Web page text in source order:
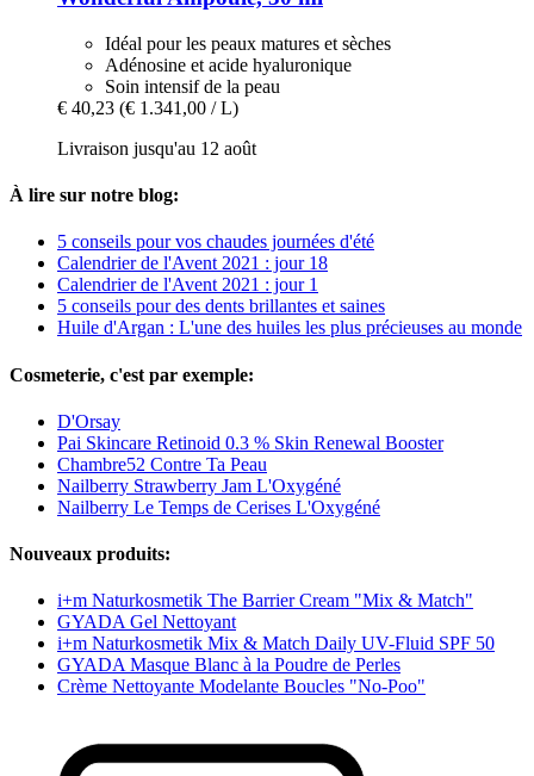
Idéal pour les peaux matures et sèches
Adénosine et acide hyaluronique
Soin intensif de la peau
€ 40,23 (€ 1.341,00 / L)
Livraison jusqu'au 12 août
À lire sur notre blog:
5 conseils pour vos chaudes journées d'été
Calendrier de l'Avent 2021 : jour 18
Calendrier de l'Avent 2021 : jour 1
5 conseils pour des dents brillantes et saines
Huile d'Argan : L'une des huiles les plus précieuses au monde
Cosmeterie, c'est par exemple:
D'Orsay
Pai Skincare Retinoid 0.3 % Skin Renewal Booster
Chambre52 Contre Ta Peau
Nailberry Strawberry Jam L'Oxygéné
Nailberry Le Temps de Cerises L'Oxygéné
Nouveaux produits:
i+m Naturkosmetik The Barrier Cream "Mix & Match"
GYADA Gel Nettoyant
i+m Naturkosmetik Mix & Match Daily UV-Fluid SPF 50
GYADA Masque Blanc à la Poudre de Perles
Crème Nettoyante Modelante Boucles "No-Poo"